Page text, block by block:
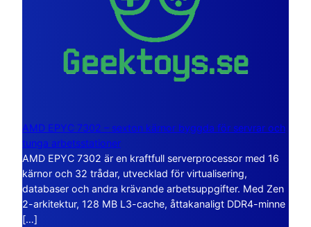
AMD EPYC 7302 – sexton kärnor byggda för servrar och
tunga arbetsstationer
AMD EPYC 7302 är en kraftfull serverprocessor med 16
kärnor och 32 trådar, utvecklad för virtualisering,
databaser och andra krävande arbetsuppgifter. Med Zen
2-arkitektur, 128 MB L3-cache, åttakanaligt DDR4-minne
[…]